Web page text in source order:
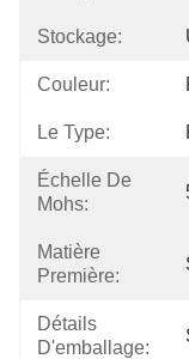
Stockage:
Couleur:
Le Type:
Échelle De
Mohs:
Matière
Première:
Détails
D'emballage: